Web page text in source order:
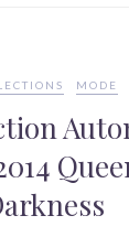
MODE